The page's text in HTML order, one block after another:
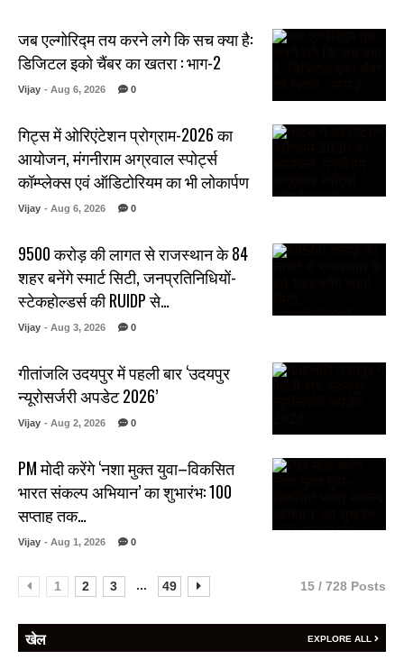
जब एल्गोरिद्म तय करने लगे कि सच क्या है:
डिजिटल इको चैंबर का खतरा : भाग-2
Vijay - Aug 6, 2026 0
गिट्स में ओरिएंटेशन प्रोग्राम-2026 का
आयोजन, मंगनीराम अग्रवाल स्पोर्ट्स
कॉम्प्लेक्स एवं ऑडिटोरियम का भी लोकार्पण
Vijay - Aug 6, 2026 0
₹9500 करोड़ की लागत से राजस्थान के 84
शहर बनेंगे स्मार्ट सिटी, जनप्रतिनिधियों-
स्टेकहोल्डर्स की RUIDP से…
Vijay - Aug 3, 2026 0
गीतांजलि उदयपुर में पहली बार ‘उदयपुर
न्यूरोसर्जरी अपडेट 2026’
Vijay - Aug 2, 2026 0
PM मोदी करेंगे ‘नशा मुक्त युवा–विकसित
भारत संकल्प अभियान’ का शुभारंभ: 100
सप्ताह तक…
Vijay - Aug 1, 2026 0
1 2 3 ... 49 15 / 728 Posts
खेल EXPLORE ALL